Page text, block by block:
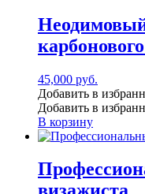
45,000 руб.
Добавить в
Добавить в
В корзину